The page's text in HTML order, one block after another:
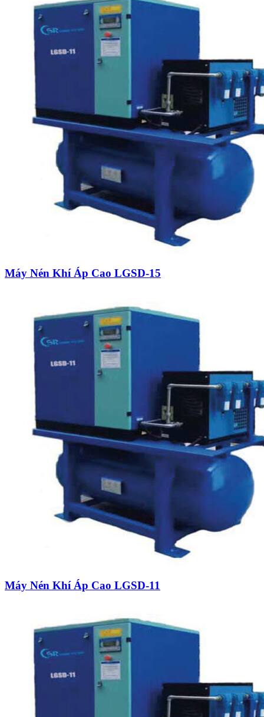
Máy Nén Khí Áp Cao LGSD-15
Máy Nén Khí Áp Cao LGSD-11